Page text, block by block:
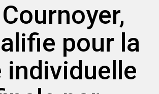
pour la
individuelle